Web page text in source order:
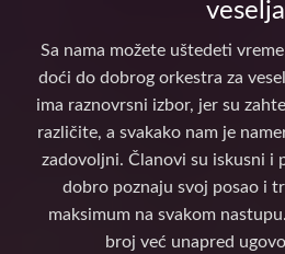
veselja
Sa nama možete uštedeti
doći do dobrog orkestra za
ima raznovrsni izbor, jer su
različite, a svakako nam je
zadovoljni. Članovi su iskusni i
dobro poznaju svoj posao i
maksimum na svakom
broj već unapred